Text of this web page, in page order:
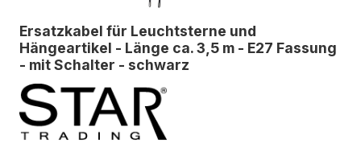
Ersatzkabel für Leuchtsterne und
Hängeartikel - Länge ca. 3,5 m - E27 Fassung
- mit Schalter - schwarz